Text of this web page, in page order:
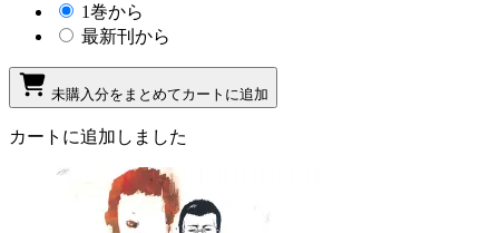
1巻から
最新刊から
未購入分をまとめてカートに追加
カートに追加しました